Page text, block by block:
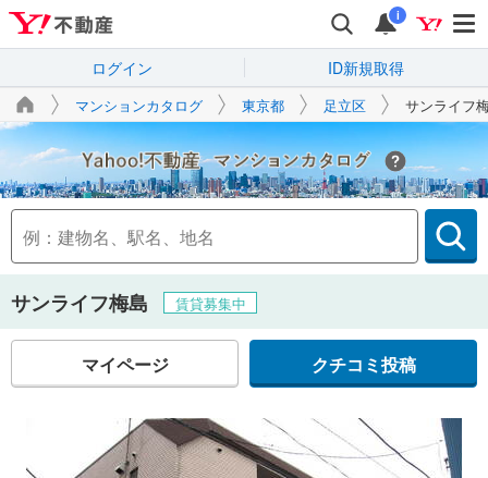
i
ログイン ID新規取得
マンションカタログ 東京都 足立区 サンライフ
Yahoo!不動産
サンライフ梅島 賃貸募集中
マイページ クチコミ投稿